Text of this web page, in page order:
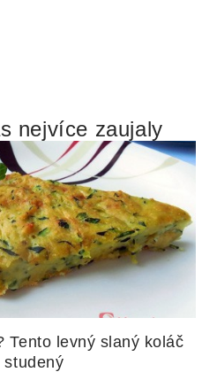
nejvíce zaujaly
Tento levný slaný koláč
studený